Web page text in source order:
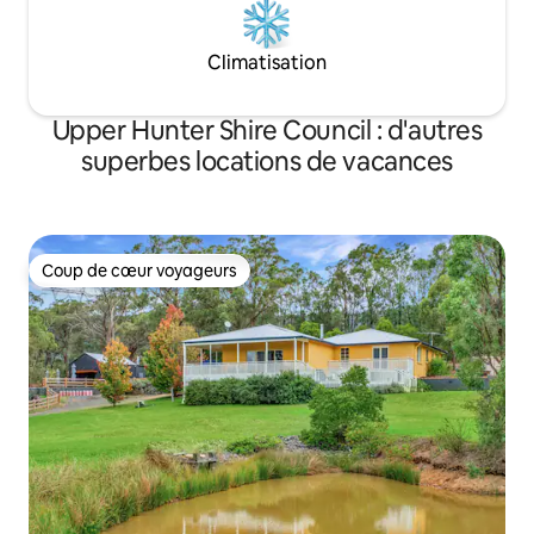
Climatisation
Upper Hunter Shire Council : d'autres
superbes locations de vacances
Coup de cœur voyageurs
Coup de cœur voyageurs